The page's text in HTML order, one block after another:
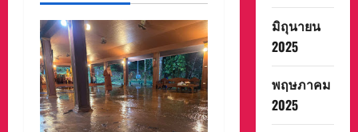
มิถุนายน
2025
พฤษภาคม
2025